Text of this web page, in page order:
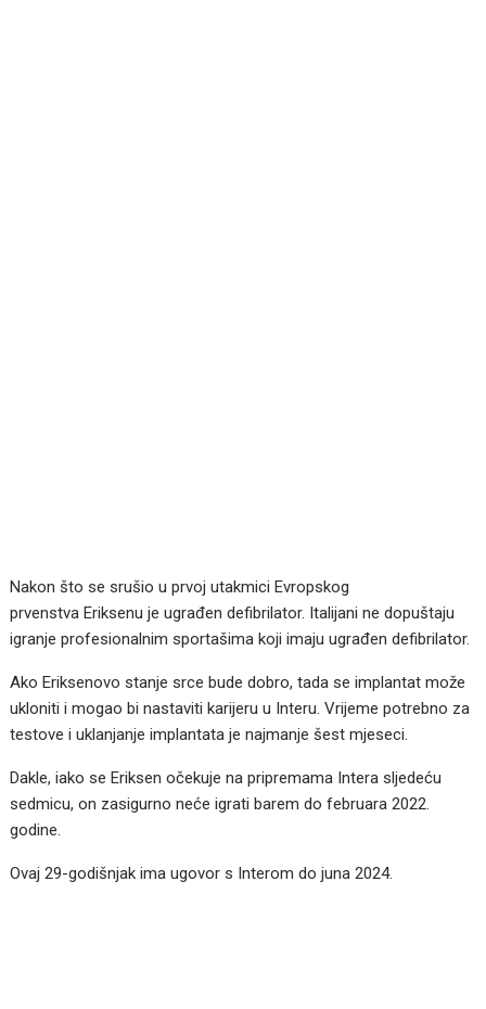
Nakon što se srušio u prvoj utakmici Evropskog
prvenstva Eriksenu je ugrađen defibrilator. Italijani ne dopuštaju
igranje profesionalnim sportašima koji imaju ugrađen defibrilator.
Ako Eriksenovo stanje srce bude dobro, tada se implantat može
ukloniti i mogao bi nastaviti karijeru u Interu. Vrijeme potrebno za
testove i uklanjanje implantata je najmanje šest mjeseci.
Dakle, iako se Eriksen očekuje na pripremama Intera sljedeću
sedmicu, on zasigurno neće igrati barem do februara 2022.
godine.
Ovaj 29-godišnjak ima ugovor s Interom do juna 2024.